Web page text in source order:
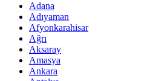
Adana
Adıyaman
Afyonkarahisar
Ağrı
Aksaray
Amasya
Ankara